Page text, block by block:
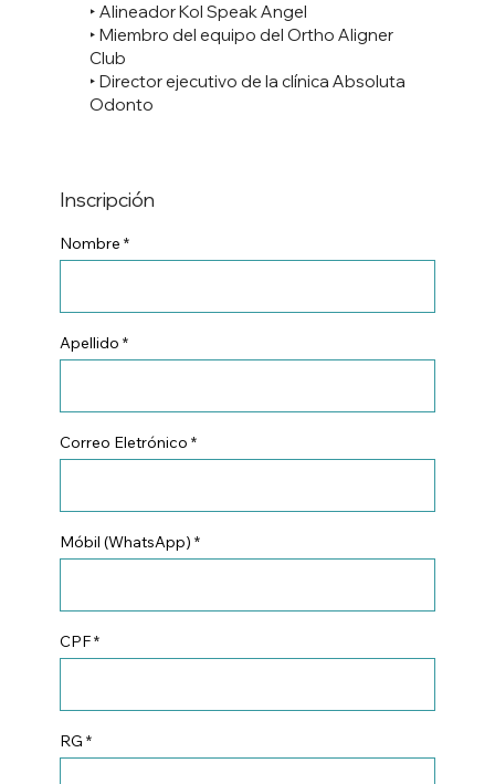
‣ Alineador Kol Speak Angel
‣ Miembro del equipo del Ortho Aligner
Club
‣ Director ejecutivo de la clínica Absoluta
Odonto
Inscripción
Nombre
Apellido
Correo Eletrónico
Móbil (WhatsApp)
CPF
RG